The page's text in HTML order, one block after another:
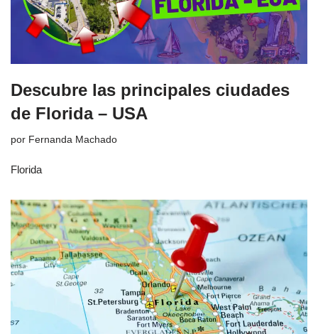
Descubre las principales ciudades
de Florida – USA
por Fernanda Machado
Florida